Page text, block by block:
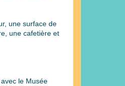
une surface de
une cafetière et
le Musée